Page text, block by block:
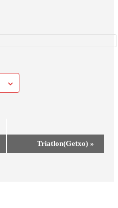
Triatlon(Getxo) »